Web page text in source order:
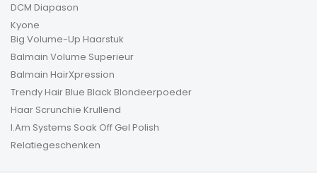
DCM Diapason
Kyone
Big Volume-Up Haarstuk
Balmain Volume Superieur
Balmain HairXpression
Trendy Hair Blue Black Blondeerpoeder
Haar Scrunchie Krullend
I.Am Systems Soak Off Gel Polish
Relatiegeschenken